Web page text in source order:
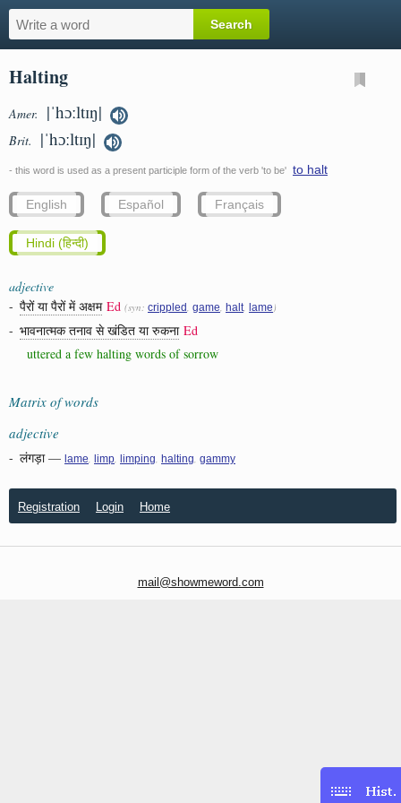
Halting
Amer. |ˈhɔːltɪŋ|
Brit. |ˈhɔːltɪŋ|
- this word is used as a present participle form of the verb 'to be' to halt
English Español Français
Hindi (हिन्दी)
adjective
- पैरों या पैरों में अक्षम Ed (syn: crippled game halt lame )
- भावनात्मक तनाव से खंडित या रुकना Ed
uttered a few halting words of sorrow
Matrix of words
adjective
- लंगड़ा— lame limp limping halting gammy
Registration Login Home
mail@showmeword.com